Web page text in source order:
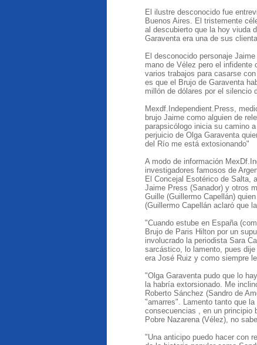
El ilustre desconocido fue
Buenos Aires. El tristemente
al descubierto que la hoy viuda
Garaventa era una de sus
El desconocido personaje
mano de Vélez pero el infidente
varios trabajos para casarse
es que el Brujo de Garaventa
millón de dólares por el silencio
Mexdf.Independient.Press,
brujo Jaime como alguien de
parapsicólogo inicia su camino
perjuicio de Olga Garaventa
del Río me está extosionando"
A modo de información
investigadores famosos de
El Concejal Esotérico de Salta,
Jaime Press (Sanador) y otros
Guille (Guillermo Capellán)
(Guillermo Capellán aclaró que
"Cuando estube en España
Brujo de Paris Hilton por un
involucrado la periodista Sara
sarcástico, lo lamento, pues
era José Ruiz y como siempre
"Olga Garaventa pudo que lo
la habría extorsionado. Me
Roberto Sánchez (Sandro de
"amarres". Lamento tanto que
consecuencias , en un principio
Pobre Nazarena (Vélez), no
"Una anticipo puedo hacer con